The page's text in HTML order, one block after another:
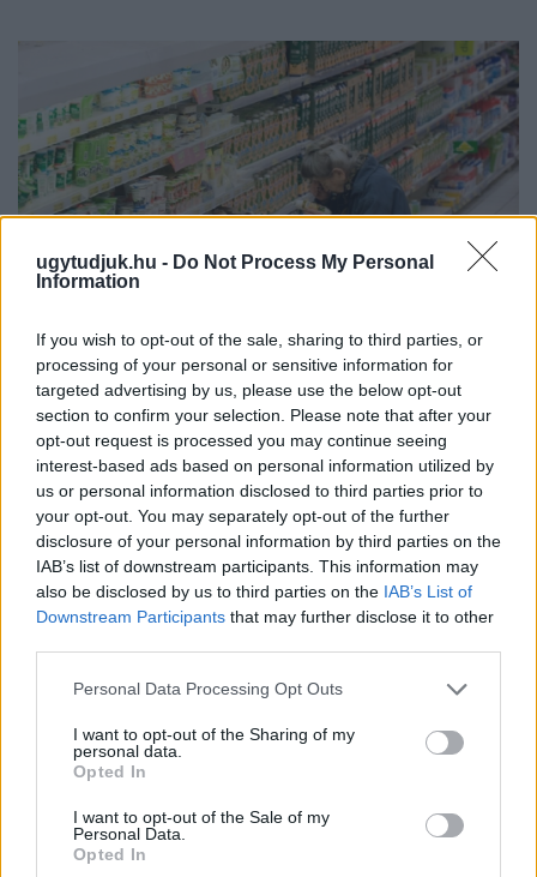
ugytudjuk.hu - Do Not Process My Personal
Information
If you wish to opt-out of the sale, sharing to third parties, or
processing of your personal or sensitive information for
targeted advertising by us, please use the below opt-out
section to confirm your selection. Please note that after your
opt-out request is processed you may continue seeing
interest-based ads based on personal information utilized by
us or personal information disclosed to third parties prior to
your opt-out. You may separately opt-out of the further
disclosure of your personal information by third parties on the
IAB’s list of downstream participants. This information may
also be disclosed by us to third parties on the IAB’s List of
Downstream Participants that may further disclose it to other
Please note that this website/app uses one or more Google
not limited to your visit or usage behaviour. You may click to
grant or deny consent to Google and its third-party tags to
use your data for below specified purposes in below Google
consent section.
Personal Data Processing Opt Outs
I want to opt-out of the Sharing of my
personal data.
Opted In
I want to opt-out of the Sale of my
Personal Data.
Opted In
ÖRÖMHÍR: TÍZ ÉVE NEM VOLT ILYEN ALACSONY AZ
INFLÁCIÓ MAGYARORSZÁGON
Júliusban mindössze 1,2 százalékkal emelkedtek éves
összevetésben a fogyasztói árak, miközben az élelmiszerek ára
már csökkent.
Szólj hozzá!